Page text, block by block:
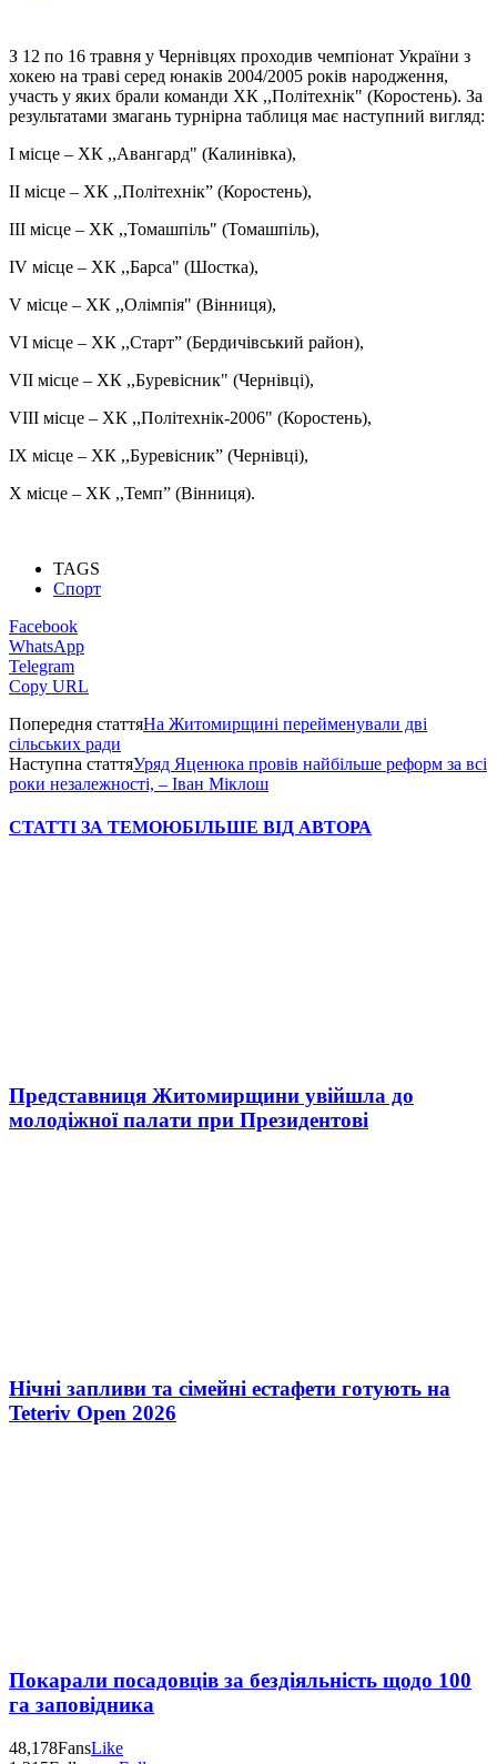
З 12 по 16 травня у Чернівцях проходив чемпіонат України з
хокею на траві серед юнаків 2004/2005 років народження,
участь у яких брали команди ХК ,,Політехнік" (Коростень). За
результатами змагань турнірна таблиця має наступний вигляд:
І місце – ХК ,,Авангард" (Калинівка),
ІІ місце – ХК ,,Політехнік” (Коростень),
ІІІ місце – ХК ,,Томашпіль" (Томашпіль),
ІV місце – ХК ,,Барса" (Шостка),
V місце – ХК ,,Олімпія" (Вінниця),
VІ місце – ХК ,,Старт” (Бердичівський район),
VІІ місце – ХК ,,Буревісник" (Чернівці),
VІІІ місце – ХК ,,Політехнік-2006" (Коростень),
ІX місце – ХК ,,Буревісник” (Чернівці),
X місце – ХК ,,Темп” (Вінниця).
TAGS
Спорт
Facebook
WhatsApp
Telegram
Copy URL
Попередня статтяНа Житомирщині перейменували дві
сільських ради
Наступна статтяУряд Яценюка провів найбільше реформ за всі
роки незалежності, – Іван Міклош
СТАТТІ ЗА ТЕМОЮБІЛЬШЕ ВІД АВТОРА
Представниця Житомирщини увійшла до
молодіжної палати при Президентові
Нічні запливи та сімейні естафети готують на
Teteriv Open 2026
Покарали посадовців за бездіяльність щодо 100
га заповідника
48,178FansLike